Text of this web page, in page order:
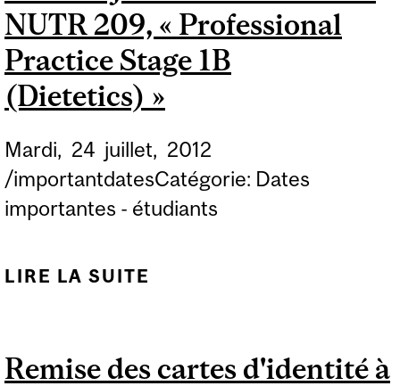
D'IDENTITÉ DÈS LE 11
JUIN. LES LIEUX ET
NUTR 209, « Professional
Practice Stage 1B
(Dietetics) »
Mardi, 24 juillet, 2012
/importantdatesCatégorie: Dates
importantes - étudiants
LIRE LA SUITE
PRACTICE STAGE 1B
Remise des cartes d'identité à